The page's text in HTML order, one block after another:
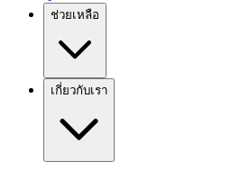
ช่วยเหลือ
เกี่ยวกับเรา